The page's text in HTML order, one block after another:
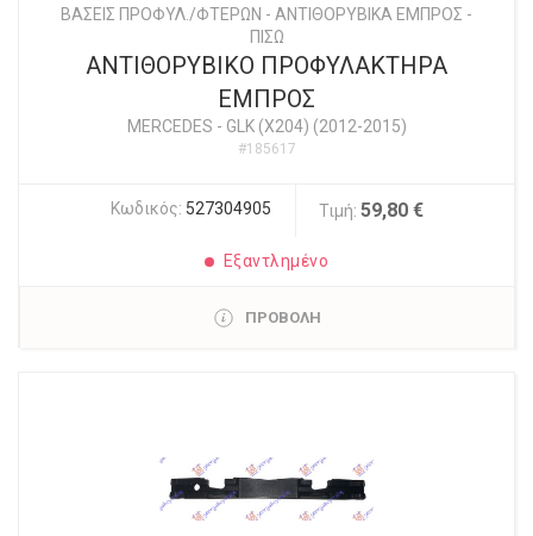
ΒΑΣΕΙΣ ΠΡΟΦΥΛ./ΦΤΕΡΩΝ - ΑΝΤΙΘΟΡΥΒΙΚΑ ΕΜΠΡΟΣ -
ΠΙΣΩ
ΑΝΤΙΘΟΡΥΒΙΚΟ ΠΡΟΦΥΛΑΚΤΗΡΑ
ΕΜΠΡΟΣ
MERCEDES - GLK (X204) (2012-2015)
#185617
Κωδικός: 527304905 Τιμή: 59,80 €
Εξαντλημένο
ΠΡΟΒΟΛΗ